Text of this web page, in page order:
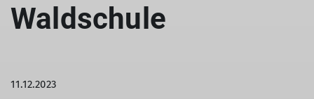
Waldschule
11.12.2023